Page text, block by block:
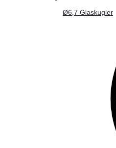
Ø6,7 Glaskugler